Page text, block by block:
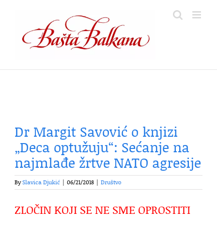
content
Dr Margit Savović o knjizi
„Deca optužuju“: Sećanje na
najmlađe žrtve NATO agresije
BySlavica Djukić 06/21/2018 Društvo
ZLOČIN KOJI SE NE SME OPROSTITI